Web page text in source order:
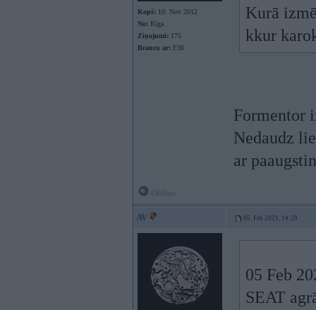
Kopš: 10. Nov 2012
No: Rīga
Ziņojumi: 175
Braucu ar: F36
Kurā
kkur
Formentor
Nedaudz
ar
AV 05. Feb 2021, 14:29
05 Feb
SEAT